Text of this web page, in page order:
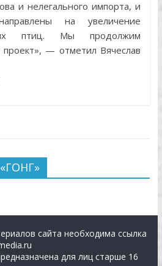
и нелегального импорта, и
на увеличение
птиц. Мы продолжим
— отметил Вячеслав
сайта необходима ссылка
для лиц старше 16